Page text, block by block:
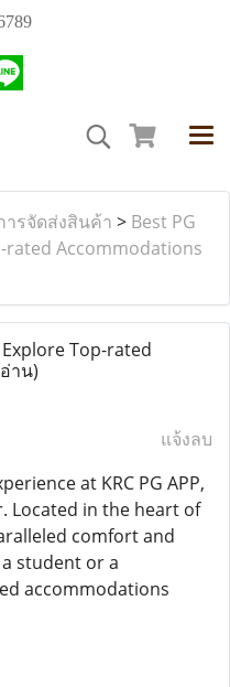
ารจัดส่งสินค้า > Best PG
rated Accommodations
Top-rated
าน)
แจ้งลบ
at KRC PG APP,
Located in the heart of
comfort and
student or a
accommodations